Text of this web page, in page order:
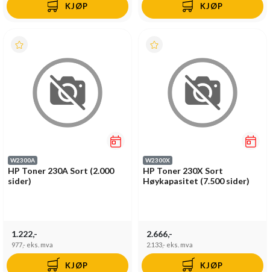
KJØP KJØP
W2300A
HP Toner 230A Sort (2.000
sider)
1.222,-
977,- eks. mva
KJØP
W2300X
HP Toner 230X Sort
Høykapasitet (7.500 sider)
2.666,-
2.133,- eks. mva
KJØP